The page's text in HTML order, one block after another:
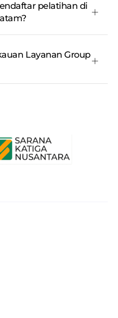
pelatihan di
Layanan Group